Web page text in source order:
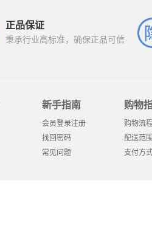
正品保证
秉承行业高标准，确保正品可信
新手指南
会员登录注册
找回密码
常见问题
购物
购物流
配送范围
支付方